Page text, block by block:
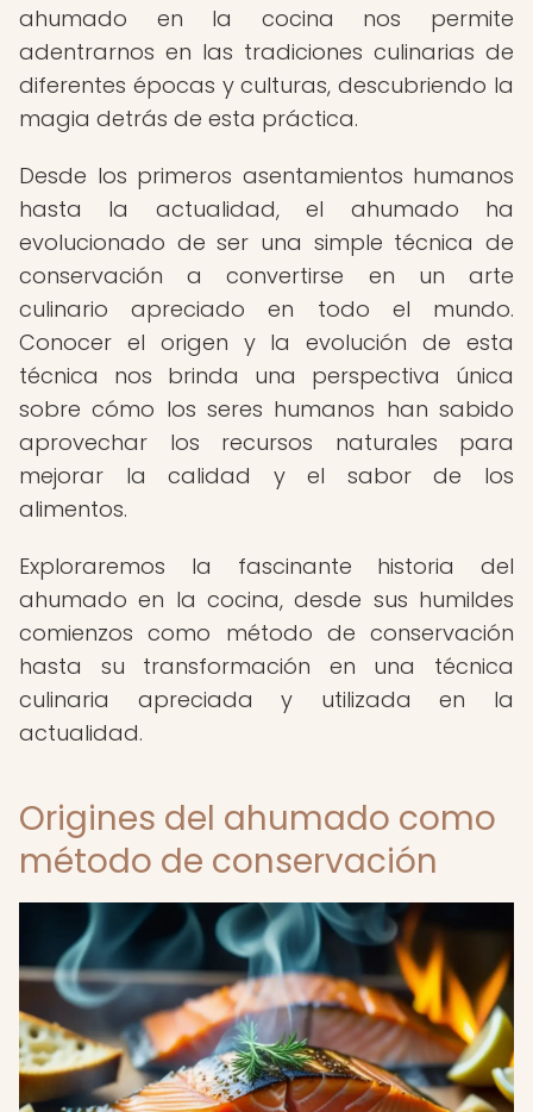
ahumado en la cocina nos permite
adentrarnos en las tradiciones culinarias de
diferentes épocas y culturas, descubriendo la
magia detrás de esta práctica.
Desde los primeros asentamientos humanos
hasta la actualidad, el ahumado ha
evolucionado de ser una simple técnica de
conservación a convertirse en un arte
culinario apreciado en todo el mundo.
Conocer el origen y la evolución de esta
técnica nos brinda una perspectiva única
sobre cómo los seres humanos han sabido
aprovechar los recursos naturales para
mejorar la calidad y el sabor de los
alimentos.
Exploraremos la fascinante historia del
ahumado en la cocina, desde sus humildes
comienzos como método de conservación
hasta su transformación en una técnica
culinaria apreciada y utilizada en la
actualidad.
Origines del ahumado como
método de conservación